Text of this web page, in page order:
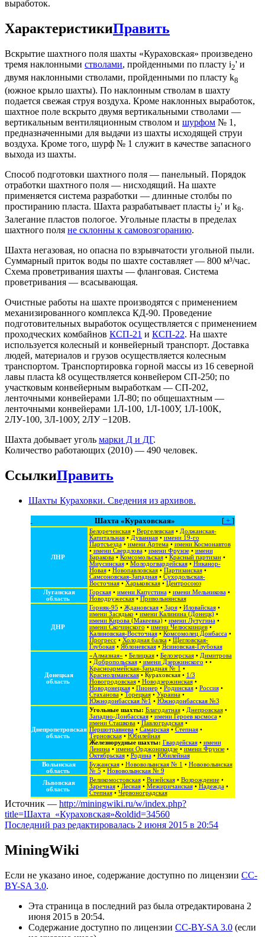
выработок.
ХарактеристикиПравить
Вскрытие шахтного поля шахты «Кураховская» произведено
тремя наклонными стволами, пройденными по пласту i2' и
двумя наклонными стволами, пройденными по пласту k8
(южное крыло шахты). По наклонным стволам в шахту
подается свежая струя воздуха. Кроме наклонных выработок,
шахтное поле вскрыто двумя вертикальными стволами —
вертикальным вентиляционным стволом и шурфом № 1,
предназначенными для выдачи из шахты исходящей струи
воздуха. Кроме того, шурф № 1 служит в качестве запасного
выхода из шахты.
Способ подготовки шахтного поля — панельный. Порядок
отработки шахтного поля — нисходящий. На шахте
применяется система разработки — длинные столбы по
простиранию пласта. Шахта разрабатывает пласты i2' и k8.
Залегание пластов пологое. Угольные пласты в пределах
шахтного поля не склонны к самовозгоранию.
Шахта негазовая, но опасна по взрывчатости угольной пыли.
Суммарный приток воды по шахте составляет — 800 м³/час.
Схема проветривания шахты — фланговая. Система
проветривания — всасывающая.
Очистные работы на шахте производятся с применением
механизированного комплекса КД-90. Проведение
подготовительных выработок осуществляется с применением
проходческих комбайнов КСП-21 и КСП-22. На шахте
используется колесный и конвейерный транспорт. Доставка
людей, материалов и грузов осуществляется колесным
транспортом. Транспортировка горной массы из 16 северной
лавы пласта k8 осуществляется конвейером СП-250; по
участковым конвейерным выработкам — СП-202,
ленточными конвейерами 1Л-80; по общешахтным —
ленточными конвейерами 1Л-100, 1Л-100У, 1Л-100К,
2ЛУ-100, 3Л-100У, 2ЛУ −120В.
Шахта добывает уголь маpки Д и ДГ.
Количество работающих (2010) — 490 человек.
СсылкиПравить
Шахты Кураховки. Сведения из архивов.
[+ ]
Шахта «Кураховская»
ЛНР
Белореченская• Вергелевская• Должанская-
Капитальная• Дуванная• имени 19-го
Партсъезда• имени Артема• имени Космонавтов
• имени Свердлова• имени Фрунзе• имени
Баракова• Комсомольская• Красный партизан•
Миусинская• Молодогвардейская• Никанор-
Новая• Новопавловская• Партизанская•
Самсоновская-Западная• Суходольская-
Восточная• Харьковская• Центросоюз
Луганская
область
Горская• имени Капустина• имени Мельникова•
Новодружеская• Привольнянская
ДНР
Горняк-95 • Ждановская• Заря• Иловайская•
имени Засядько • имени Калинина (Донецк)•
имени Кирова (Макеевка)• имени Лутугина•
имени Скочинского • имени Челюскинцев•
Калиновская-Восточная• Комсомолец Донбасса•
Прогресс• Холодная балка• Щегловская-
Глубокая• Яблоневская• Ясиновская-Глубокая
Донецкая
область
«Алмазная» • Белицкая• Белозерская• Димитрова
• Добропольская• имени Дзержинского • •
Красноармейская-Западная № 1 •
Краснолиманская• Кураховская• 1/3
Новогродовская• Новодзержинская•
Новодонецкая• Пионер • Родинская• Россия•
Стаханова• Торецкая• Украина•
Южнодонбасская №1 • Южнодонбасская №3
Днепропетровская
область
Угольные шахты: Благодатная• Днепровская•
Западно-Донбасская• имени Героев космоса•
имени Сташкова• Павлоградская•
Першотравнева• Самарская• Степная•
Терновская• Юбилейная
Железнорудные шахты: Гвардейская• имени
Ленина• имени Орджоникидзе• имени Фрунзе•
Октябрьская• Родина• Юбилейная
Волынская
область
Бужанская• Нововолынская № 1 • Нововолынская
№ 5 • Нововолынская № 9
Львовская
область
Великомостовская• Визейская• Возрождение•
Заречная• Лесная• Межиричанская• Надежда•
Степная• Червоноградская
Источник — http://miningwiki.ru/w/index.php?
title=Шахта_«Кураховская»&oldid=34560
Последний раз редактировалась 2 июня 2015 в 20:54
MiningWiki
Если не указано иное, содержание доступно по лицензии CC-
BY-SA 3.0.
Эта страница в последний раз была отредактирована 2
июня 2015 в 20:54.
Содержание доступно по лицензии CC-BY-SA 3.0 (если